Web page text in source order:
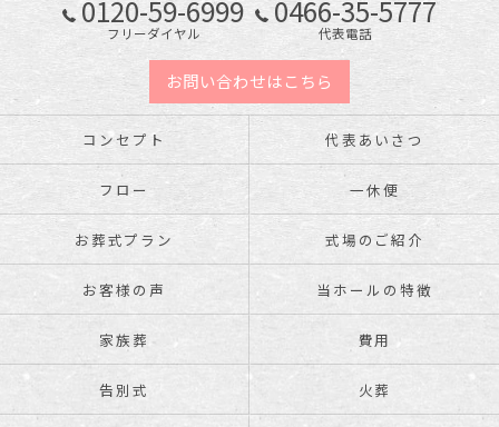
0120-59-6999
フリーダイヤル
0466-35-5777
代表電話
お問い合わせはこちら
コンセプト 代表あいさつ
フロー 一休便
お葬式プラン 式場のご紹介
お客様の声 当ホールの特徴
家族葬 費用
告別式 火葬